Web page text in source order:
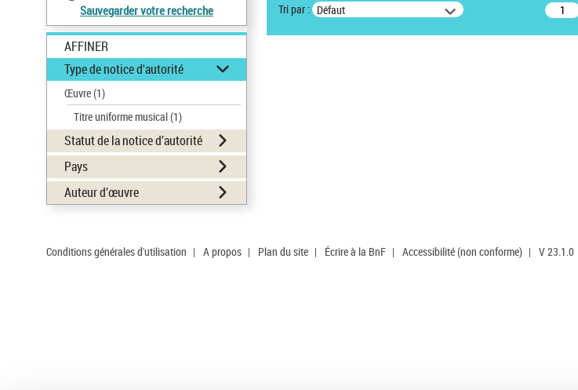
Sauvegarder votre recherche
AFFINER
Type de notice d'autorité
Œuvre(1)
Titre uniforme musical(1)
Statut de la notice d’autorité
Pays
Auteur d’œuvre
Tri par : Défaut
Conditions générales d'utilisation | A propos | Plan du site | Écrire à la BnF | Accessibilité (non conforme) | V 23.1.0